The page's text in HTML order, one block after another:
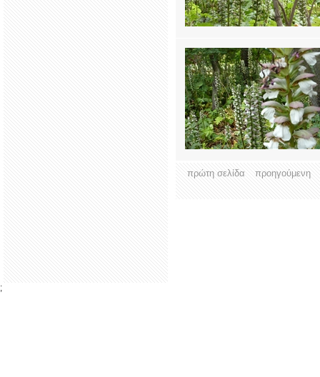
πρώτη σελίδα προηγούμενη
;